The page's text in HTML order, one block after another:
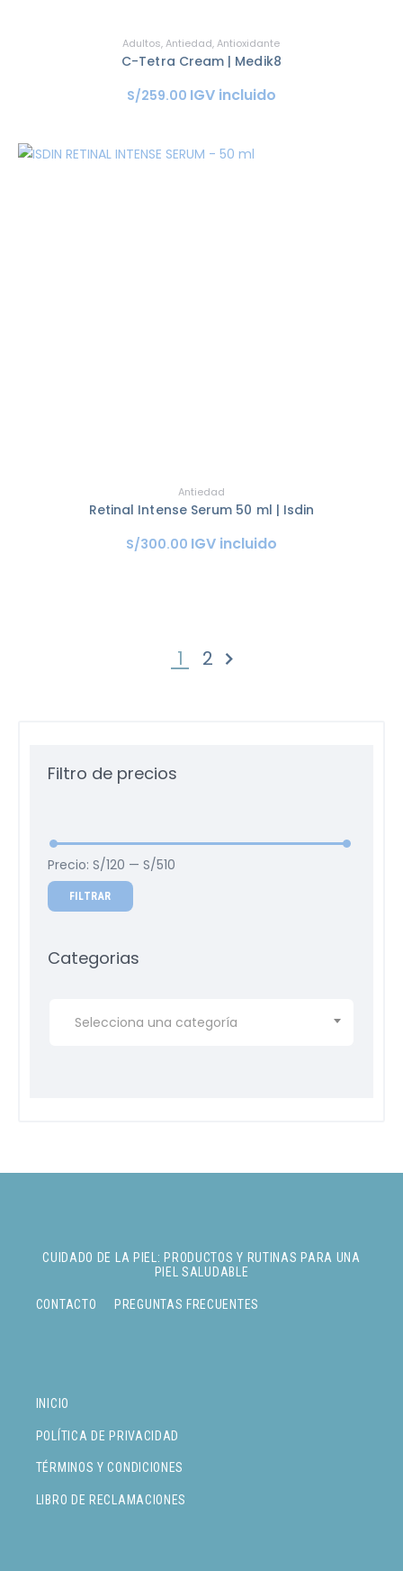
Adultos,Antiedad,Antioxidante
C-Tetra Cream | Medik8
S/259.00 IGV incluido
Antiedad
Retinal Intense Serum 50 ml | Isdin
S/300.00 IGV incluido
1 2
Filtro de precios
FILTRAR
Precio:S/120 —S/510
Categorias
Selecciona una categoría
INICIO
POLÍTICA DE PRIVACIDAD
TÉRMINOS Y CONDICIONES
LIBRO DE RECLAMACIONES
CUIDADO DE LA PIEL: PRODUCTOS Y RUTINAS PARA UNA
PIEL SALUDABLE
CONTACTO PREGUNTAS FRECUENTES